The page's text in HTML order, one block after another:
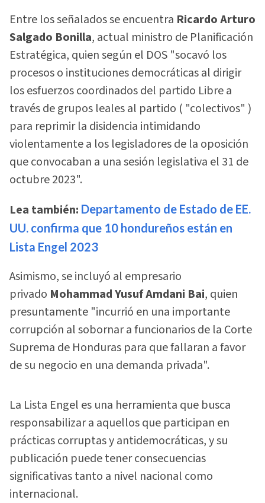
Entre los señalados se encuentra Ricardo Arturo
Salgado Bonilla, actual ministro de Planificación
Estratégica, quien según el DOS "socavó los
procesos o instituciones democráticas al dirigir
los esfuerzos coordinados del partido Libre a
través de grupos leales al partido ( "colectivos" )
para reprimir la disidencia intimidando
violentamente a los legisladores de la oposición
que convocaban a una sesión legislativa el 31 de
octubre 2023".
Lea también: Departamento de Estado de EE.
UU. confirma que 10 hondureños están en
Lista Engel 2023
Asimismo, se incluyó al empresario
privado Mohammad Yusuf Amdani Bai, quien
presuntamente "incurrió en una importante
corrupción al sobornar a funcionarios de la Corte
Suprema de Honduras para que fallaran a favor
de su negocio en una demanda privada".
La Lista Engel es una herramienta que busca
responsabilizar a aquellos que participan en
prácticas corruptas y antidemocráticas, y su
publicación puede tener consecuencias
significativas tanto a nivel nacional como
internacional.